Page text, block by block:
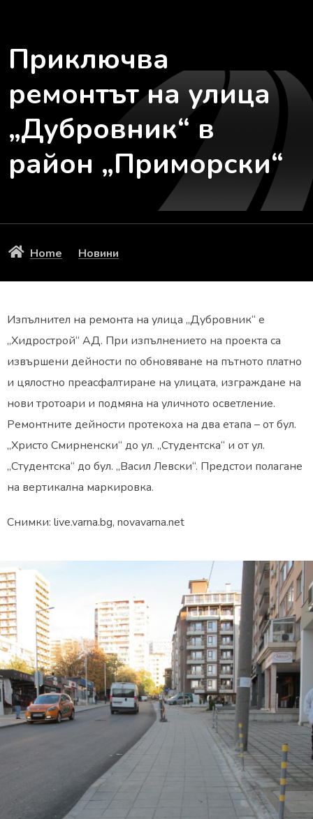
Приключва
ремонтът на улица
„Дубровник“ в
район „Приморски“
Home Новини
Изпълнител на ремонта на улица „Дубровник“ е
„Хидрострой“ АД. При изпълнението на проекта са
извършени дейности по обновяване на пътното платно
и цялостно преасфалтиране на улицата, изграждане на
нови тротоари и подмяна на уличното осветление.
Ремонтните дейности протекоха на два етапа – от бул.
„Христо Смирненски“ до ул. „Студентска“ и от ул.
„Студентска“ до бул. „Васил Левски“. Предстои полагане
на вертикална маркировка.
Снимки: live.varna.bg, novavarna.net